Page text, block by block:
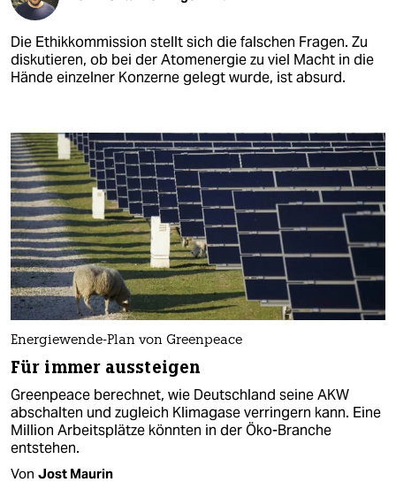
Die Ethikkommission stellt sich die falschen Fragen. Zu
diskutieren, ob bei der Atomenergie zu viel Macht in die
Hände einzelner Konzerne gelegt wurde, ist absurd.
Energiewende-Plan von Greenpeace
Für immer aussteigen
Greenpeace berechnet, wie Deutschland seine AKW
abschalten und zugleich Klimagase verringern kann. Eine
Million Arbeitsplätze könnten in der Öko-Branche
entstehen.
Von Jost Maurin